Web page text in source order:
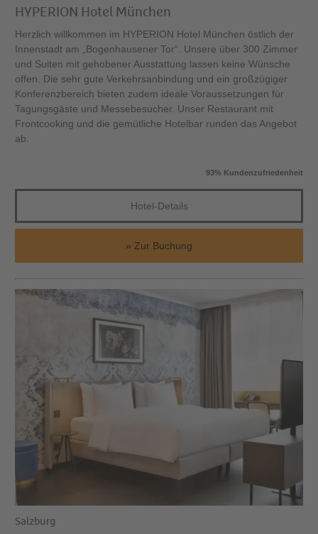
HYPERION Hotel München
Herzlich willkommen im HYPERION Hotel München östlich der
Innenstadt am „Bogenhausener Tor“. Unsere über 300 Zimmer
und Suiten mit gehobener Ausstattung lassen keine Wünsche
offen. Die sehr gute Verkehrsanbindung und ein großzügiger
Konferenzbereich bieten zudem ideale Voraussetzungen für
Tagungsgäste und Messebesucher. Unser Restaurant mit
Frontcooking und die gemütliche Hotelbar runden das Angebot
ab.
93% Kundenzufriedenheit
Hotel-Details
Zur Buchung
Salzburg